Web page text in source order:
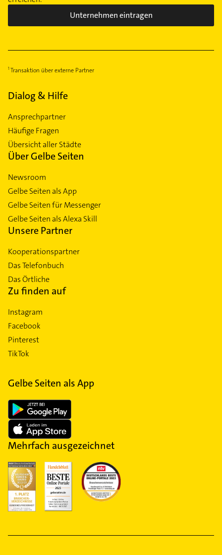
Unternehmen eintragen
Transaktion über externe Partner
Dialog & Hilfe
Ansprechpartner
Häufige Fragen
Übersicht aller Städte
Über Gelbe Seiten
Newsroom
Gelbe Seiten als App
Gelbe Seiten für Messenger
Gelbe Seiten als Alexa Skill
Unsere Partner
Kooperationspartner
Das Telefonbuch
Das Örtliche
Zu finden auf
Instagram
Facebook
Pinterest
TikTok
Gelbe Seiten als App
Mehrfach ausgezeichnet